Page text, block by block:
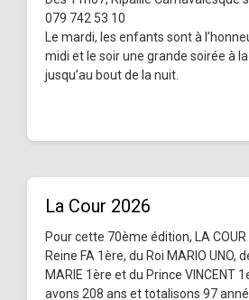
079 742 53 10
Le mardi, les enfants sont à
midi et le soir une grande soirée à
jusqu’au bout de la nuit.
La Cour 2026
Pour cette 70ème édition, LA
Reine FA 1ère, du Roi MARIO UNO,
MARIE 1ère et du Prince VINCENT
avons 208 ans et totalisons 97